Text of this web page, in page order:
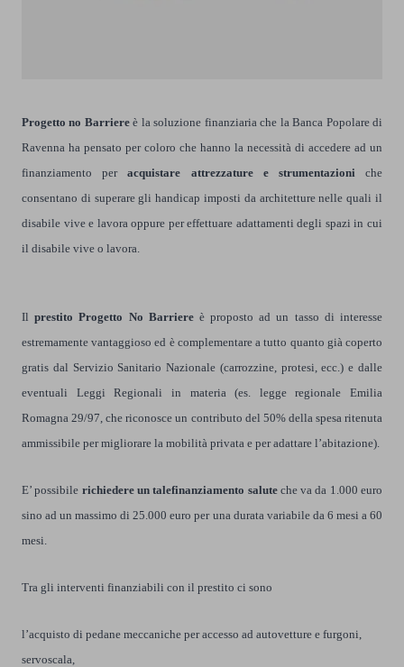
Progetto no Barriereè la soluzione finanziaria che la Banca Popolare di
Ravenna ha pensato per coloro che hanno la necessità di accedere ad un
finanziamento peracquistare attrezzature e strumentazioniche
consentano di superare gli handicap imposti da architetture nelle quali il
disabile vive e lavora oppure per effettuare adattamenti degli spazi in cui
il disabile vive o lavora.
Ilprestito Progetto No Barriere è proposto ad un tasso di interesse
estremamente vantaggioso ed è complementare a tutto quanto già coperto
gratis dal Servizio Sanitario Nazionale (carrozzine, protesi, ecc.) e dalle
eventuali Leggi Regionali in materia (es. legge regionale Emilia
Romagna 29/97, che riconosce un contributo del 50% della spesa ritenuta
ammissibile per migliorare la mobilità privata e per adattare l’abitazione).
E’ possibile richiedere un talefinanziamento salute che va da 1.000 euro
sino ad un massimo di 25.000 euro per una durata variabile da 6 mesi a 60
mesi.
Tra gli interventi finanziabili con il prestito ci sono
l’acquisto di pedane meccaniche per accesso ad autovetture e furgoni,
servoscala,